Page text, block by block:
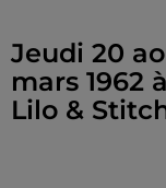
Jeudi 20
mars 1962
Lilo &